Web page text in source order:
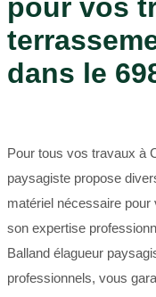
pour vos
dans le
Pour tous vos travaux à
paysagiste propose
matériel nécessaire
son expertise
Balland élagueur
professionnels, vous